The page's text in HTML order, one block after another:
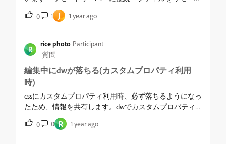
サーバーからGETする・ファイルをリモートサーバーに
PUTする・リモートサーバーに同期・展開してローカル
およびリモートサイトを表示上記の機能ボタンを新しい
Dreamweaverの画面に表示がなく表示させるにはどのよ
うな設定をすればよいのでしょうか？
0 1 J 1 year ago
R
rice photo Participant
質問
編集中にdwが落ちる(カスタムプロパティ利用
時)
cssにカスタムプロパティ利用時、必ず落ちるようになっ
たため、情報を共有します。dwでカスタムプロパティ
を使用するとき、ボーダーラディウスだけは、デフォル
ト記載が必須でした。そうしないと、cssの該当部分のク
ラスをマウスで指したときや、利用しているhtml部分を
0 0 R 1 year ago